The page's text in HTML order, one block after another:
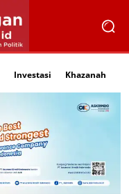
Investasi Khazanah